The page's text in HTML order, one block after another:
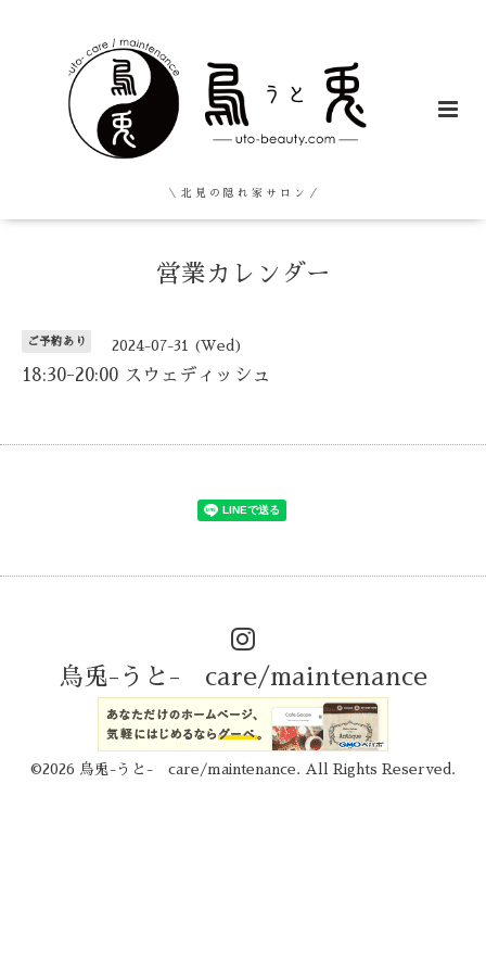
＼ 北 見 の 隠 れ 家 サ ロ ン ／
営業カレンダー
ご予約あり 2024-07-31 (Wed)
18:30-20:00 スウェディッシュ
烏兎-うと- care/maintenance
©2026 烏兎-うと- care/maintenance . All Rights Reserved.